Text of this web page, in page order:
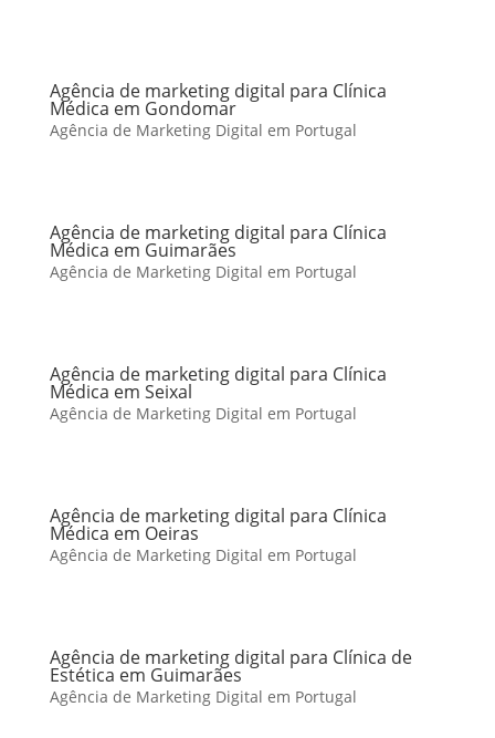
Agência de marketing digital para Clínica
Médica em Gondomar
Agência de Marketing Digital em Portugal
Agência de marketing digital para Clínica
Médica em Guimarães
Agência de Marketing Digital em Portugal
Agência de marketing digital para Clínica
Médica em Seixal
Agência de Marketing Digital em Portugal
Agência de marketing digital para Clínica
Médica em Oeiras
Agência de Marketing Digital em Portugal
Agência de marketing digital para Clínica de
Estética em Guimarães
Agência de Marketing Digital em Portugal